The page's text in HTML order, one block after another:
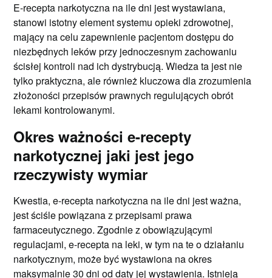
E-recepta narkotyczna na ile dni jest wystawiana,
stanowi istotny element systemu opieki zdrowotnej,
mający na celu zapewnienie pacjentom dostępu do
niezbędnych leków przy jednoczesnym zachowaniu
ścisłej kontroli nad ich dystrybucją. Wiedza ta jest nie
tylko praktyczna, ale również kluczowa dla zrozumienia
złożoności przepisów prawnych regulujących obrót
lekami kontrolowanymi.
Okres ważności e-recepty
narkotycznej jaki jest jego
rzeczywisty wymiar
Kwestia, e-recepta narkotyczna na ile dni jest ważna,
jest ściśle powiązana z przepisami prawa
farmaceutycznego. Zgodnie z obowiązującymi
regulacjami, e-recepta na leki, w tym na te o działaniu
narkotycznym, może być wystawiona na okres
maksymalnie 30 dni od daty jej wystawienia. Istnieją